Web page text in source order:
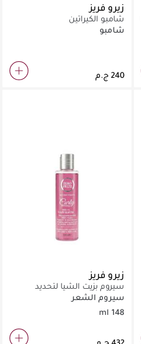
زيرو فريز
شامبو الكيراتين
شامبو
زيرو فريز
سيروم بزيت الشيا لتحديد
وتجعيد الشعر 148 مل
سيروم الشعر
148 ml